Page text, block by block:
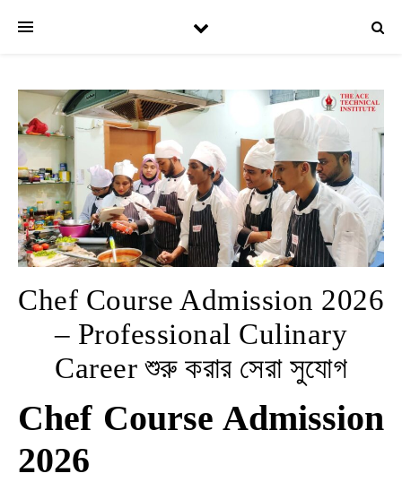
Chef Course Admission 2026
– Professional Culinary
Career শুরু করার সেরা সুযোগ
Chef Course Admission
2026